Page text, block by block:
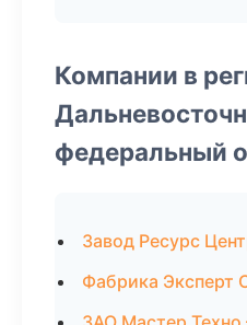
Компании в
федеральный
Завод Ресурс
Фабрика Эксперт